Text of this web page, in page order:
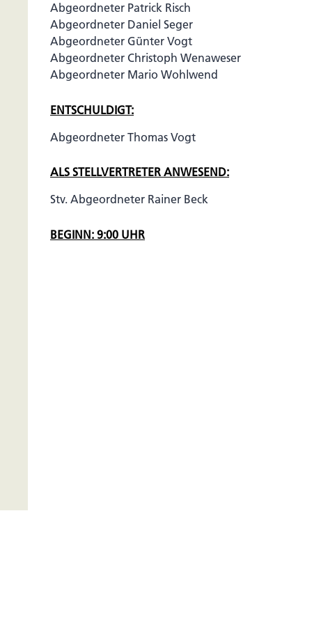
Abgeordneter Patrick Risch
Abgeordneter Daniel Seger
Abgeordneter Günter Vogt
Abgeordneter Christoph Wenaweser
Abgeordneter Mario Wohlwend
ENTSCHULDIGT:
Abgeordneter Thomas Vogt
ALS STELLVERTRETER ANWESEND:
Stv. Abgeordneter Rainer Beck
BEGINN: 9:00 UHR